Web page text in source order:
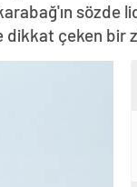
dikkat çeken